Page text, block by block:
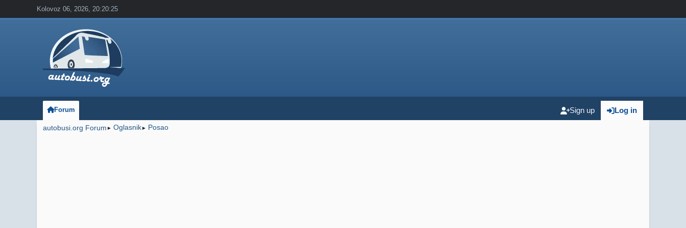
Kolovoz 06, 2026, 20:20:25
Log in
Sign up
Forum
autobusi.org Forum ► Oglasnik► Posao